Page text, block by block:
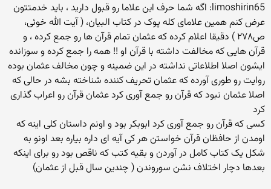
limoshirin65: اگه شما حرف این علاما رو قبول دارید ، باید خدمتتون
عرض کنم همین علامای کله پوک در کتاب البیان، ( آیت الله خوئی،
ص۲۷۸ ) دقیقا اعلام کرده که عثمان تمام قرآن ها رو جمع کرده ، و
قرآن هایی که مخالفت داشته با قرآن او !! همه را جمع کرده و سوزانده
ایشون اصلا اطلاعاتی نداشته در این ضمینه و چون مخالف عثمان بوده
روایت رو طوری آورده که عثمان تحریف کننده شناخته بشه در حالی که
اصلا عثمان نبود که قرآن رو جمع آوری کرد عثمان قرآن رو اعراب گذاری
کرد
کسی که قرآن رو جمع آوری کرد ابوبکر بود و اونم داستان کلی اینه که
اومدن از حافظان قرآن خواستن هر کی آیه ای داره بیاره بعد اونو به
شکل یک کتاب کامل در آوردن و بقیه کتب که ناقص بود رو برای اینکه
بعدها دچار اختلاف نشن سوروندن ( چندین سال قبل از عثمان)